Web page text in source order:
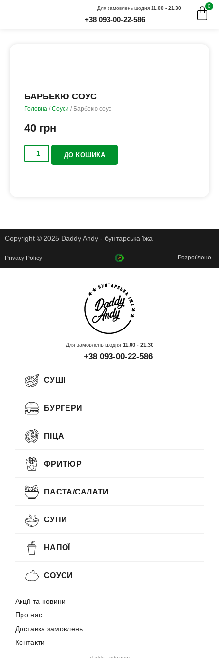
Для замовлень щодня 11.00 - 21.30
+38 093-00-22-586
0
БАРБЕКЮ СОУС
Головна /Соуси / Барбекю соус
40 грн
ДО КОШИКА
Copyright © 2025 Daddy Andy - бунтарська їжа
Privacy Policy Розроблено
Для замовлень щодня 11.00 - 21.30
+38 093-00-22-586
СУШІ
БУРГЕРИ
ПІЦА
ФРИТЮР
ПАСТА/САЛАТИ
СУПИ
НАПОЇ
СОУСИ
Акції та новини
Про нас
Доставка замовлень
Контакти